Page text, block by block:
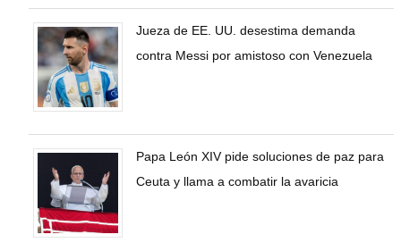
Jueza de EE. UU. desestima demanda
contra Messi por amistoso con Venezuela
Papa León XIV pide soluciones de paz para
Ceuta y llama a combatir la avaricia